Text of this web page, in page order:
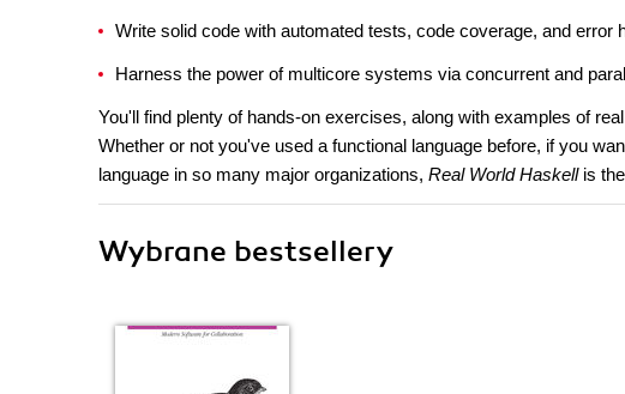
Write solid code with automated tests, code coverage, and error
Harness the power of multicore systems via concurrent and
You'll find plenty of hands-on exercises, along with examples of
Whether or not you've used a functional language before, if you
language in so many major organizations, Real World Haskellis
Wybrane bestsellery